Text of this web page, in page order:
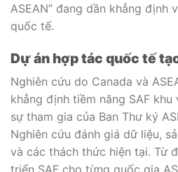
ASEAN” đang dần khẳng định
quốc tế.
Dự án hợp tác quốc tế
Nghiên cứu do Canada và
khẳng định tiềm năng SAF
sự tham gia của Ban Thư ký
Nghiên cứu đánh giá dữ liệu,
và các thách thức hiện tại. Từ